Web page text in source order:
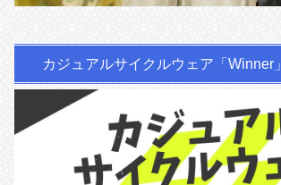
カジュアルサイクルウェア「Winner